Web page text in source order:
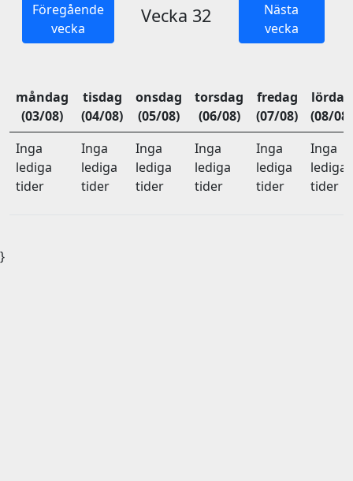
Föregående
vecka
Vecka 32
Nästa
vecka
måndag
(03/08)
tisdag
(04/08)
onsdag
(05/08)
torsdag
(06/08)
fredag
(07/08)
lördag
(08/08)
Inga
lediga
tider
Inga
lediga
tider
Inga
lediga
tider
Inga
lediga
tider
Inga
lediga
tider
Inga
lediga
tider
}